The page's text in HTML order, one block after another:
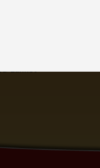
Lukket